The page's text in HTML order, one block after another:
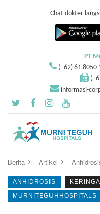
Chat dokter
PT
(+62) 61
informasi-
Berita Artikel
ANHIDROSIS
MURNITEGUHHOSPITALS